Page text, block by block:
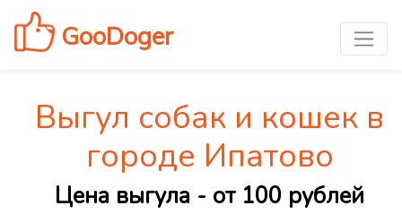
GooDoger
Выгул собак и кошек в
городе Ипатово
Цена выгула - от 100 рублей